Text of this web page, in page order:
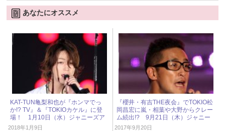
あなたにオススメ
KAT-TUN亀梨和也が『ホンマでっ
か!? TV』＆『TOKIOカケル』に登
場！ 1月10日（水）ジャニーズア
イドル出演情報
2018年1月9日
『櫻井・有吉THE夜会』でTOKIO松
岡昌宏に嵐・相葉や大野からクレー
ム続出!? 9月21日（木）ジャニー
ズアイドル出演情報
2017年9月20日